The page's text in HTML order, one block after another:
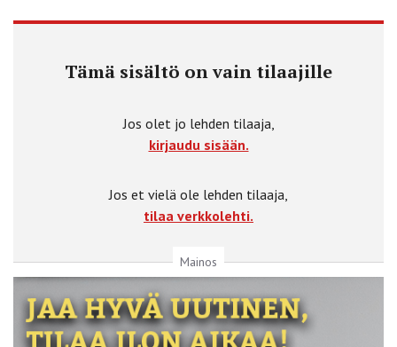
Tämä sisältö on vain tilaajille
Jos olet jo lehden tilaaja,
kirjaudu sisään.
Jos et vielä ole lehden tilaaja,
tilaa verkkolehti.
Mainos